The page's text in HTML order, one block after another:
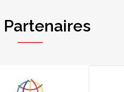
Partenaires